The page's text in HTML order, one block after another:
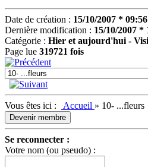
Date de création : 15/10/2007 * 09:56
Dernière modification : 15/10/2007 *
Catégorie : Hier et aujourd'hui -
Page lue 319721 fois
Vous êtes ici : Accueil » 10- ...fleurs
Devenir membre
Se reconnecter :
Votre nom (ou pseudo) :